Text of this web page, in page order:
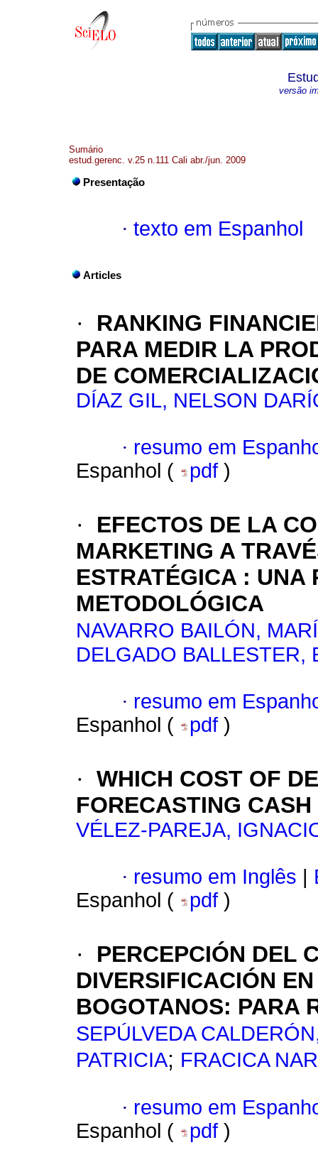
versão
Sumário
estud.gerenc. v.25 n.111 Cali abr./jun. 2009
Presentação
· texto em Espanhol
Articles
·
RANKING
PARA MEDIR LA
DE
DÍAZ GIL, NELSON
· resumo em
Espanhol (
pdf )
·
EFECTOS DE LA
MARKETING A
ESTRATÉGICA : UNA
METODOLÓGICA
NAVARRO BAILÓN,
DELGADO BALLESTER,
· resumo em
Espanhol (
pdf )
· WHICH COST OF
FORECASTING
VÉLEZ-PAREJA,
· resumo em Inglês
Espanhol (
pdf )
·
PERCEPCIÓN DEL
DIVERSIFICACIÓN
BOGOTANOS: PARA
SEPÚLVEDA
PATRICIA; FRACICA
· resumo em
Espanhol (
pdf )